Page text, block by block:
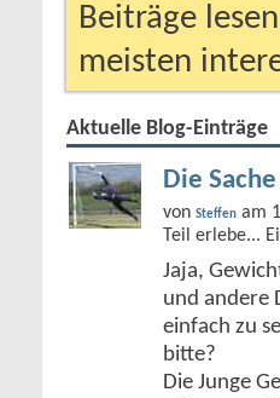
Beiträge
meisten
Aktuelle Blog-Einträge
Die
von Steffen am
Teil erlebe...
Jaja,
und andere
einfach zu
bitte?
Die Junge